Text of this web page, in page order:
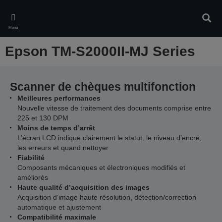
main
content
Menu
Epson TM-S2000II-MJ Series
Scanner de chèques multifonction
Meilleures performances
Nouvelle vitesse de traitement des documents comprise entre
225 et 130 DPM
Moins de temps d’arrêt
L’écran LCD indique clairement le statut, le niveau d’encre,
les erreurs et quand nettoyer
Fiabilité
Composants mécaniques et électroniques modifiés et
améliorés
Haute qualité d’acquisition des images
Acquisition d’image haute résolution, détection/correction
automatique et ajustement
Compatibilité maximale